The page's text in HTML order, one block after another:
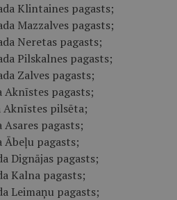
Klintaines pagasts;
Mazzalves pagasts;
Neretas pagasts;
Pilskalnes pagasts;
Zalves pagasts;
Aknīstes pagasts;
Aknīstes pilsēta;
Asares pagasts;
Ābeļu pagasts;
Dignājas pagasts;
Kalna pagasts;
Leimaņu pagasts;